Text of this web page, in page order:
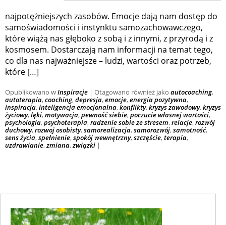
najpotężniejszych zasobów. Emocje dają nam dostęp do
samoświadomości i instynktu samozachowawczego,
które wiążą nas głęboko z sobą i z innymi, z przyrodą i z
kosmosem. Dostarczają nam informacji na temat tego,
co dla nas najważniejsze – ludzi, wartości oraz potrzeb,
które […]
Opublikowano wInspiracje | Otagowano również jako autocoaching,
autoterapia,coaching,depresja,emocje,energia pozytywna,
inspiracja,inteligencja emocjonalna,konflikty,kryzys zawodowy,kryzys
życiowy,lęki,motywacja,pewność siebie,poczucie własnej wartości,
psychologia,psychoterapia,radzenie sobie ze stresem,relacje,rozwój
duchowy,rozwoj osobisty,samorealizacja,samorozwój,samotność,
sens życia,spełnienie,spokój wewnętrzny,szczęście,terapia,
uzdrawianie,zmiana,związki |